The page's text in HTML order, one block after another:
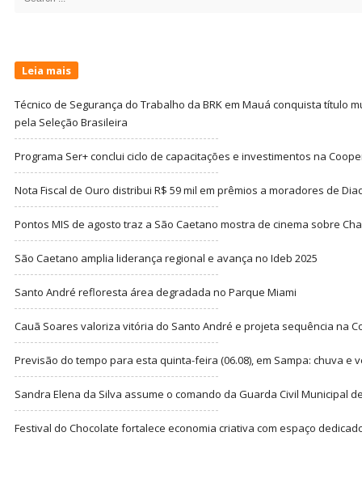
Leia mais
Técnico de Segurança do Trabalho da BRK em Mauá conquista título
pela Seleção Brasileira
Programa Ser+ conclui ciclo de capacitações e investimentos na
Nota Fiscal de Ouro distribui R$ 59 mil em prêmios a moradores de
Pontos MIS de agosto traz a São Caetano mostra de cinema sobre
São Caetano amplia liderança regional e avança no Ideb 2025
Santo André refloresta área degradada no Parque Miami
Cauã Soares valoriza vitória do Santo André e projeta sequência na
Previsão do tempo para esta quinta-feira (06.08), em Sampa: chuva e
Sandra Elena da Silva assume o comando da Guarda Civil Municipal
Festival do Chocolate fortalece economia criativa com espaço